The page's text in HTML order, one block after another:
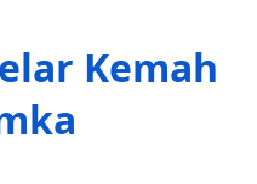
Kemah